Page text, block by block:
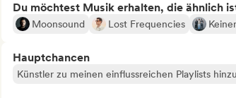
Du möchtest Musik erhalten, die ähnlich
Moonsound Lost Frequencies
Hauptchancen
Künstler zu meinen einflussreichen Playlists